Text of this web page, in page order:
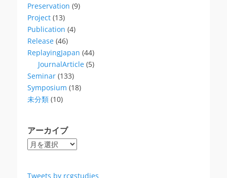
Preservation (9)
Project (13)
Publication (4)
Release (46)
ReplayingJapan (44)
JournalArticle (5)
Seminar (133)
Symposium (18)
未分類 (10)
アーカイブ
ア
イ
Tweets by rcgstudies